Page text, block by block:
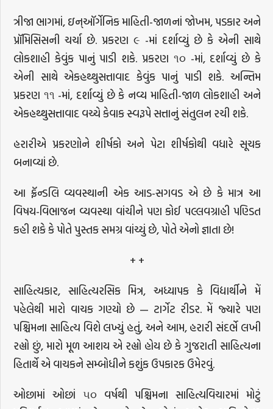
ત્રીજા ભાગમાં, ઇન્ઑર્ગેનિક માહિતી-જાળનાં જોખમ, પડકાર અને
પ્રૉમિસિસની ચર્ચા છે. પ્રકરણ ૯ -માં દર્શાવ્યું છે કે એની સાથે
લોકશાહી કેવુંક પાનું પાડી શકે. પ્રકરણ ૧૦ -માં, દર્શાવ્યું છે કે
એની સાથે એકહથ્થુસત્તાવાદ કેવુંક પાનું પાડી શકે. અન્તિમ
પ્રકરણ ૧૧ -માં, દર્શાવ્યું છે કે નવ્ય માહિતી-જાળ લોકશાહી અને
એકહથ્થુસત્તાવાદ વચ્ચે કેવાક સ્વરૂપે સત્તાનું સંતુલન રચી શકે.
હરારીએ પ્રકરણોને શીર્ષકો અને પેટા શીર્ષકોથી વધારે સૂચક
બનાવ્યાં છે.
આ ફ્રૅન્ડલિ વ્યવસ્થાની એક આડ-સગવડ એ છે કે માત્ર આ
વિષય-વિભાજન વ્યવસ્થા વાંચીને પણ કોઈ પલ્લવગ્રાહી પણ્ડિત
કહી શકે કે પોતે પુસ્તક સમગ્ર વાંચ્યું છે, પોતે એનો જ્ઞાતા છે!
+ +
સાહિત્યકાર, સાહિત્યરસિક મિત્ર, અધ્યાપક કે વિદ્યાર્થીને મેં
પહેલેથી મારો વાચક ગણ્યો છે — ટાર્ગેટ રીડર. મેં જ્યારે પણ
પશ્ચિમના સાહિત્ય વિશે લખ્યું હતું, અને આમ, હરારી સંદર્ભે લખી
રહ્યો છું, મારો મૂળ આશય એ રહ્યો હોય છે કે ગુજરાતી સાહિત્યના
હિતાર્થે એ વાચકને સમ્બોધીને કશુંક ઉપકારક ઉમેરવું.
ઓછામાં ઓછાં ૫૦ વર્ષથી પશ્ચિમના સાહિત્યવિચારમાં મોટું